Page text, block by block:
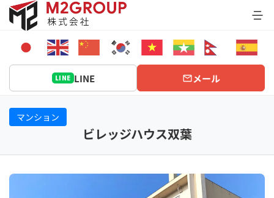
Bỏ
qua
dung
LINE LINE メール
マンション
ビレッジハウス双葉